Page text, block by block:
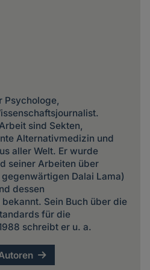
Psychologe,
sind Sekten,
Alternativmedizin und
aller Welt. Er wurde
seiner Arbeiten über
Dalai Lama)
dessen
Sein Buch über die
für die
schreibt er u. a.